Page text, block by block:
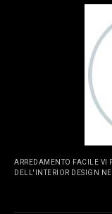
ARREDAMENTO FACILE VI
DELL'INTERIOR DESIGN